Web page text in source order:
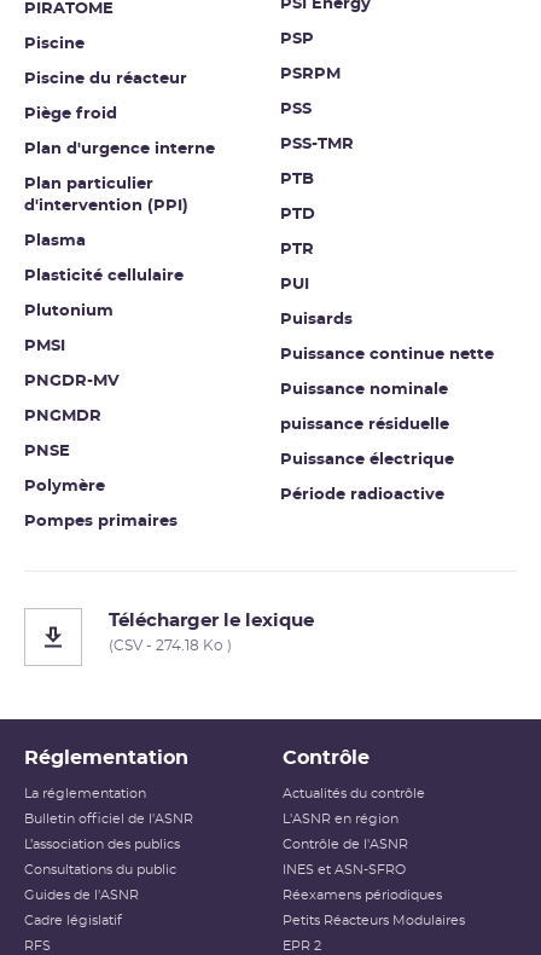
PIRATOME
Piscine
Piscine du réacteur
Piège froid
Plan d'urgence interne
Plan particulier
d'intervention (PPI)
Plasma
Plasticité cellulaire
Plutonium
PMSI
PNGDR-MV
PNGMDR
PNSE
Polymère
Pompes primaires
PSI Energy
PSP
PSRPM
PSS
PSS-TMR
PTB
PTD
PTR
PUI
Puisards
Puissance continue nette
Puissance nominale
puissance résiduelle
Puissance électrique
Période radioactive
Télécharger le lexique
(CSV - 274.18 Ko )
Réglementation
La réglementation
Bulletin officiel de l'ASNR
L’association des publics
Consultations du public
Guides de l'ASNR
Cadre législatif
RFS
Contrôle
Actualités du contrôle
L'ASNR en région
Contrôle de l'ASNR
INES et ASN-SFRO
Réexamens périodiques
Petits Réacteurs Modulaires
EPR 2